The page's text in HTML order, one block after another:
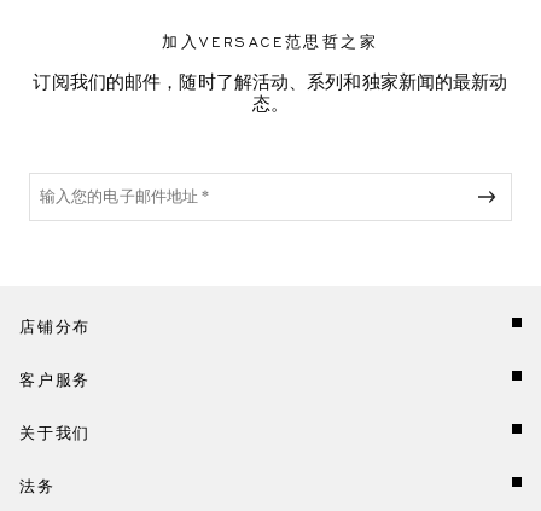
加入VERSACE范思哲之家
订阅我们的邮件，随时了解活动、系列和独家新闻的最新动
态。
店铺分布
客户服务
关于我们
法务